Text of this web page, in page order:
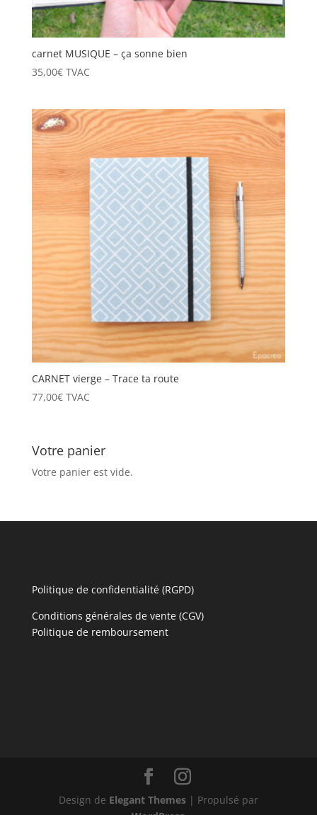
carnet MUSIQUE – ça sonne bien
35,00€ TVAC
CARNET vierge – Trace ta route
77,00€ TVAC
Votre panier
Votre panier est vide.
Politique de confidentialité (RGPD)
Conditions générales de vente (CGV)
Politique de remboursement
Design de Elegant Themes| Propulsé par